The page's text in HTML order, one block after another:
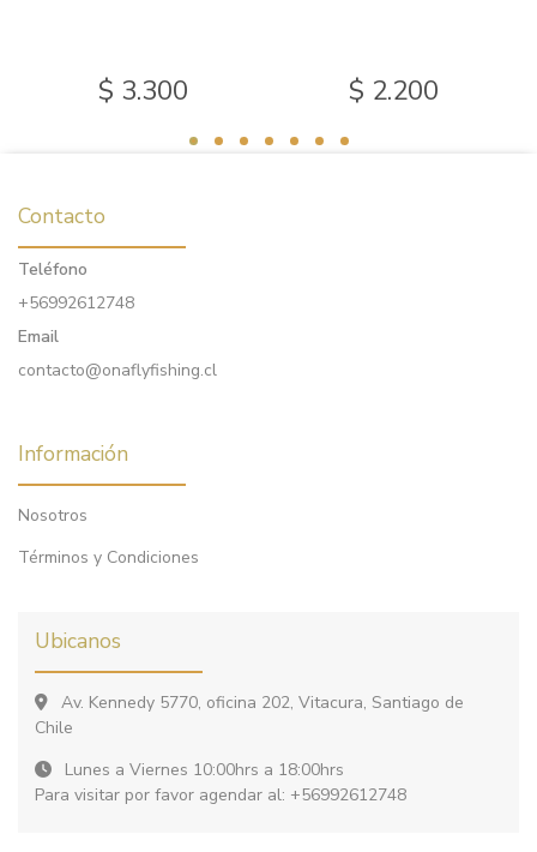
$ 3.300 $ 2.200
Contacto
Teléfono
+56992612748
Email
contacto@onaflyfishing.cl
Información
Nosotros
Términos y Condiciones
Ubicanos
Av. Kennedy 5770, oficina 202, Vitacura, Santiago de
Chile
Lunes a Viernes 10:00hrs a 18:00hrs
Para visitar por favor agendar al: +56992612748